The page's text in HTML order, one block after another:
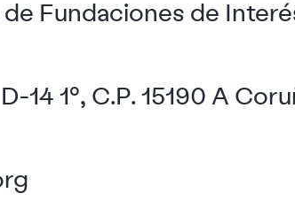
Fundaciones de
14 1º, C.P. 15190 A